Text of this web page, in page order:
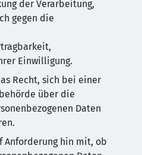
der Verarbeitung,
gegen die
Einwilligung.
Recht, sich bei einer
über die
Daten
Anforderung hin mit, ob